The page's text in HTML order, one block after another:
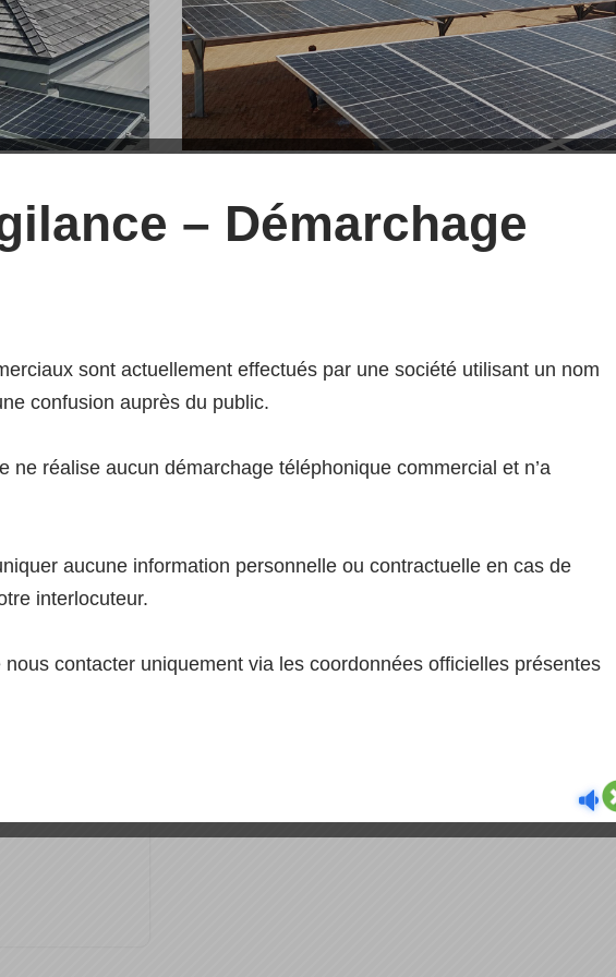
Banque Société Générale
Burkina Faso
– Démarchage
sont actuellement effectués par une société utilisant un nom
confusion auprès du public.
ne réalise aucun démarchage téléphonique commercial et n’a
aucune information personnelle ou contractuelle en cas de
interlocuteur.
contacter uniquement via les coordonnées officielles présentes